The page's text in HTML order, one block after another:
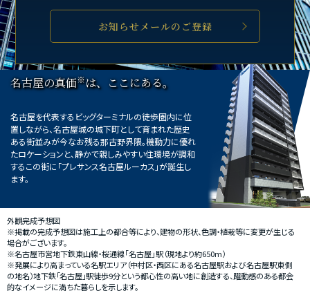
お知らせメールのご登録
名古屋の真価※は、ここにある。
名古屋を代表するビッグターミナルの徒歩圏内に位
置しながら、名古屋城の城下町として育まれた歴史
ある街並みが今なお残る那古野界隈。機動力に優れ
たロケーションと、静かで親しみやすい住環境が調和
するこの街に「プレサンス名古屋ルーカス」が誕生し
ます。
外観完成予想図
※掲載の完成予想図は施工上の都合等により、建物の形状、色調・植栽等に変更が生じる
場合がございます。
※名古屋市営地下鉄東山線・桜通線｢名古屋｣駅（現地より約650m）
※発展により高まっている名駅エリア（中村区・西区にある名古屋駅および名古屋駅東側
の地名）地下鉄「名古屋」駅徒歩9分という都心性の高い地に創造する、躍動感のある都会
的なイメージに満ちた暮らしを示します。